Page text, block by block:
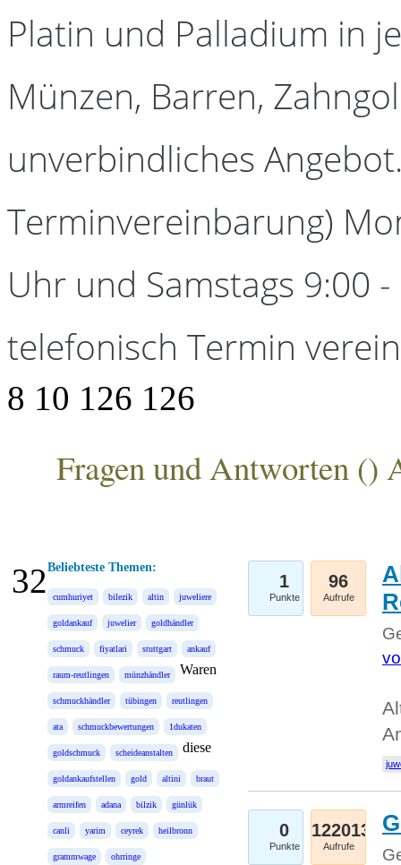
Platin und Palladium in
Münzen, Barren,
unverbindliches
Terminvereinbarung)
Uhr und Samstags 9:00
telefonisch Termin
8 10 126 126
Fragen und Antworten ()
Beliebteste Themen:
cumhuriyet bilezik altin juweliere
goldankauf juwelier goldhändler
schmuck fiyatlari stuttgart ankauf
raum-reutlingen münzhändler
schmuckhändler tübingen reutlingen
ata schmuckbewertungen 1dukaten
goldschmuck scheideanstalten
goldankaufstellen gold altini braut
armreifen adana bilzik günlük
canli yarim ceyrek heilbronn
grammwage ohrringe
Waren
diese
1
Punkte
96
Aufrufe
0
Punkte
122013
Aufrufe
32